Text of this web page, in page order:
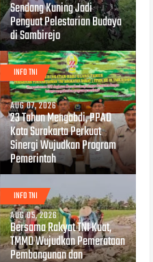
Sendang Kuning Jadi
Penguat Pelestarian Budaya
di Sambirejo
INFO TNI
AUG 07, 2026
23 Tahun Mengabdi, PPAD
Kota Surakarta Perkuat
Sinergi Wujudkan Program
Pemerintah
INFO TNI
AUG 05, 2026
Bersama Rakyat TNI Kuat,
TMMD Wujudkan Pemerataan
Pembangunan dan